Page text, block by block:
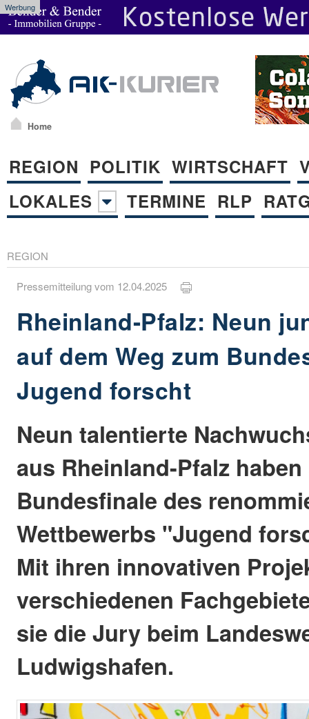
Werbung
Home
REGION POLITIK WIRTSCHAFT
LOKALES
TERMINE RLP
REGION
Pressemitteilung vom 12.04.2025
Rheinland-Pfalz: Neun
auf dem Weg zum
Jugend forscht
Neun talentierte
aus Rheinland-Pfalz
Bundesfinale des
Wettbewerbs "Jugend
Mit ihren innovativen
verschiedenen
sie die Jury beim
Ludwigshafen.